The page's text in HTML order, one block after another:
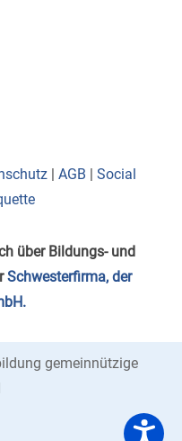
| AGB
Social
über Bildungs- und
Schwesterfirma, der
gemeinnützige